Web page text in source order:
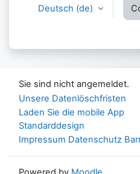
Deutsch ‎(de)‎
Sie sind nicht angemeldet.
Unsere Datenlöschfristen
Laden Sie die mobile App
Standarddesign
Impressum Datenschutz